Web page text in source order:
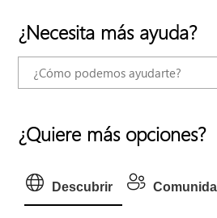
¿Necesita más ayuda?
¿Quiere más opciones?
Descubrir